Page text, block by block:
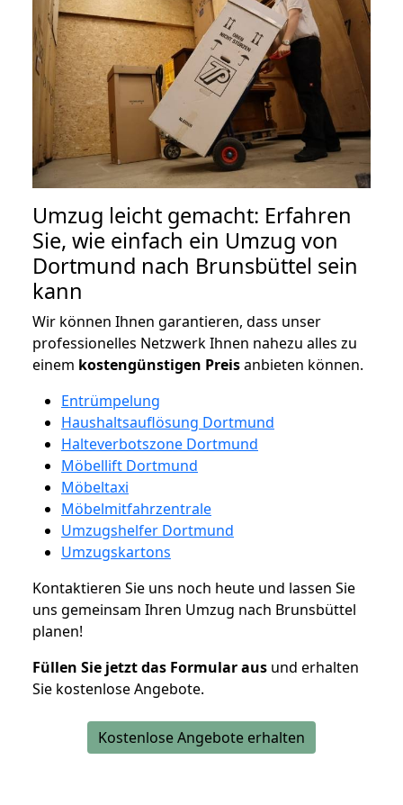
Umzug leicht gemacht: Erfahren
Sie, wie einfach ein Umzug von
Dortmund nach Brunsbüttel sein
kann
Wir können Ihnen garantieren, dass unser
professionelles Netzwerk Ihnen nahezu alles zu
einem kostengünstigen Preisanbieten können.
Entrümpelung
Haushaltsauflösung Dortmund
Halteverbotszone Dortmund
Möbellift Dortmund
Möbeltaxi
Möbelmitfahrzentrale
Umzugshelfer Dortmund
Umzugskartons
Kontaktieren Sie uns noch heute und lassen Sie
uns gemeinsam Ihren Umzug nach Brunsbüttel
planen!
Füllen Sie jetzt das Formular aus und erhalten
Sie kostenlose Angebote.
Kostenlose Angebote erhalten